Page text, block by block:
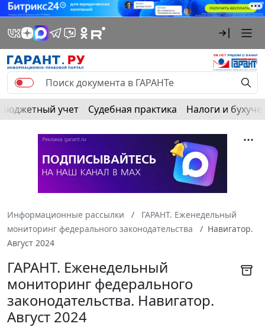
Бюджетный учет Судебная практика Налоги и
Информационные рассылки
ГАРАНТ. Еженедельный
мониторинг федерального законодательства
Навигатор.
Август 2024
ГАРАНТ. Еженедельный
мониторинг федерального
законодательства. Навигатор.
Август 2024